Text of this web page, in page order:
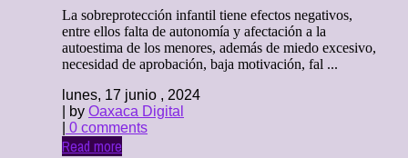
La sobreprotección infantil tiene efectos negativos,
entre ellos falta de autonomía y afectación a la
autoestima de los menores, además de miedo excesivo,
necesidad de aprobación, baja motivación, fal ...
lunes, 17 junio , 2024
| by Oaxaca Digital
0 comments
Read more